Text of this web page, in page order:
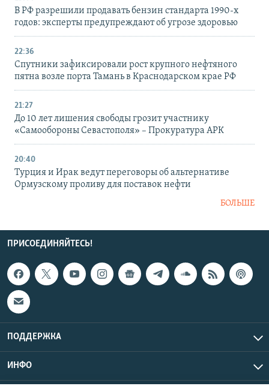
В РФ разрешили продавать бензин стандарта 1990-х
годов: эксперты предупреждают об угрозе здоровью
22:36
Спутники зафиксировали рост крупного нефтяного
пятна возле порта Тамань в Краснодарском крае РФ
21:27
До 10 лет лишения свободы грозит участнику
«Самообороны Севастополя» – Прокуратура АРК
20:40
Турция и Ирак ведут переговоры об альтернативе
Ормузскому проливу для поставок нефти
БОЛЬШЕ
ПРИСОЕДИНЯЙТЕСЬ!
ПОДДЕРЖКА
ИНФО